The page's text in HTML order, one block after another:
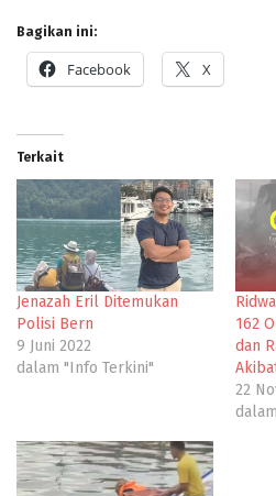
Bagikan ini:
Facebook X
Terkait
Jenazah Eril Ditemukan
Polisi Bern
9 Juni 2022
dalam "Info Terkini"
162
dan
22